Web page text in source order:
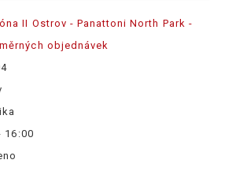
II Ostrov - Panattoni North Park -
objednávek
16:00